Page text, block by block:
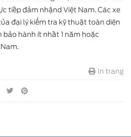
tiếp đảm nhậnd Việt Nam. Các xe
đại lý kiểm tra kỹ thuật toàn diện
bảo hành ít nhất 1 năm hoặc
In trang